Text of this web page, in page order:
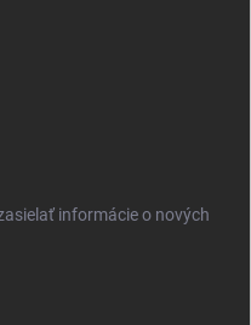
informácie o nových